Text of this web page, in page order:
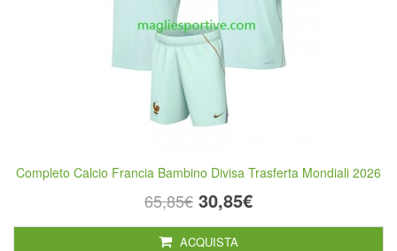
Completo Calcio Francia Bambino Divisa Trasferta Mondiali 2026
65,85€ 30,85€
ACQUISTA